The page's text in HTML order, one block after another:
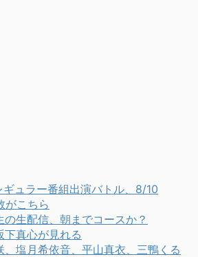
ギュラー番組出演バトル、8/10
がこちら
の生配信、朝までコースか？
下真心が見れる
、塩月希依音、平山真衣、三鴨くる